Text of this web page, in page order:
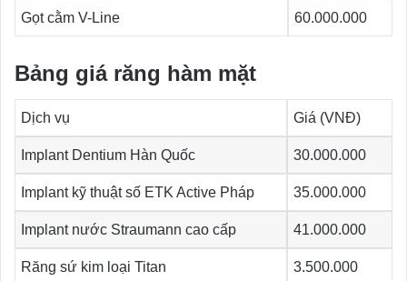
Gọt cằm V-Line 60.000.000
Bảng giá răng hàm mặt
Dịch vụ Giá (VNĐ)
Implant Dentium Hàn Quốc 30.000.000
Implant kỹ thuật số ETK Active Pháp 35.000.000
Implant nước Straumann cao cấp 41.000.000
Răng sứ kim loại Titan 3.500.000